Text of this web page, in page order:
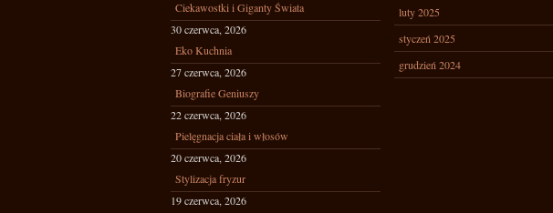
Ciekawostki i Giganty Świata
30 czerwca, 2026
Eko Kuchnia
27 czerwca, 2026
Biografie Geniuszy
22 czerwca, 2026
Pielęgnacja ciała i włosów
20 czerwca, 2026
Stylizacja fryzur
19 czerwca, 2026
luty 2025
styczeń 2025
grudzień 2024